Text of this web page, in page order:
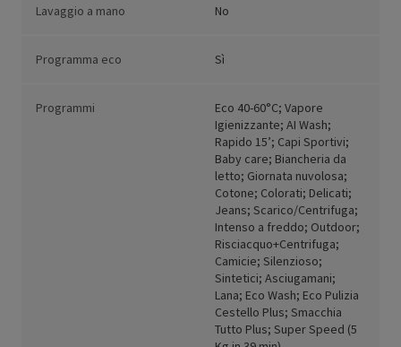
Lavaggio a mano No
Programma eco Sì
Programmi
Eco 40-60°C; Vapore
Igienizzante; AI Wash;
Rapido 15’; Capi Sportivi;
Baby care; Biancheria da
letto; Giornata nuvolosa;
Cotone; Colorati; Delicati;
Jeans; Scarico/Centrifuga;
Intenso a freddo; Outdoor;
Risciacquo+Centrifuga;
Camicie; Silenzioso;
Sintetici; Asciugamani;
Lana; Eco Wash; Eco Pulizia
Cestello Plus; Smacchia
Tutto Plus; Super Speed (5